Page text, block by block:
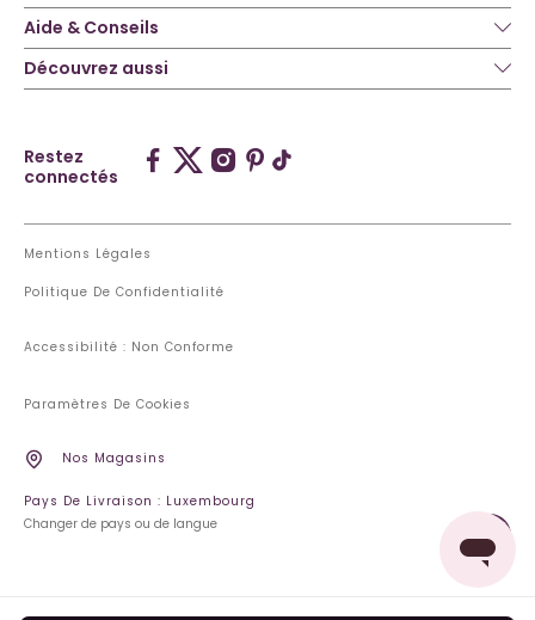
Aide & Conseils
Découvrez aussi
Restez
connectés
Mentions Légales
Politique De Confidentialité
Accessibilité : Non Conforme
Paramètres De Cookies
Nos Magasins
Pays De Livraison : Luxembourg
Changer de pays ou de langue